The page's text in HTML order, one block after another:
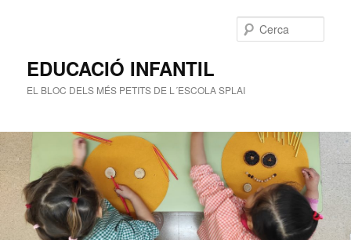
EDUCACIÓ INFANTIL
EL BLOC DELS MÉS PETITS DE L´ESCOLA SPLAI